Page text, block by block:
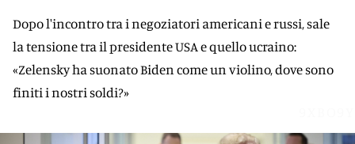
Dopo l'incontro tra i negoziatori americani e russi, sale
la tensione tra il presidente USA e quello ucraino:
«Zelensky ha suonato Biden come un violino, dove sono
finiti i nostri soldi?»